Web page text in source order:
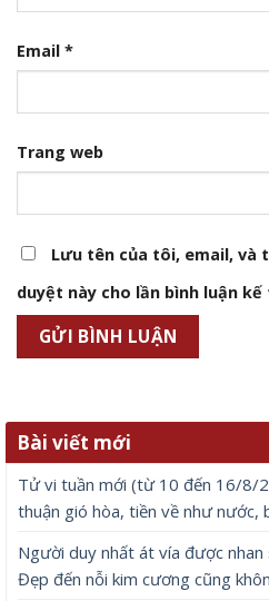
Email *
Trang web
Lưu tên của tôi, email, và
duyệt này cho lần bình luận
Bài viết mới
Tử vi tuần mới (từ 10 đến 16/8/
thuận gió hòa, tiền về như nước,
Người duy nhất át vía được nhan
Đẹp đến nỗi kim cương cũng